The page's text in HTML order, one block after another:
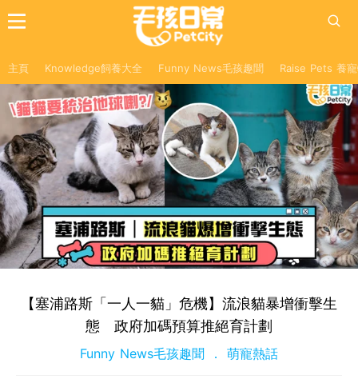
主頁 Knowledge飼養大全 Funny News毛孩趣聞 Raise Pets 養
【塞浦路斯「一人一貓」危機】流浪貓暴增衝擊生
態 政府加碼預算推絕育計劃
Funny News毛孩趣聞 萌寵熱話